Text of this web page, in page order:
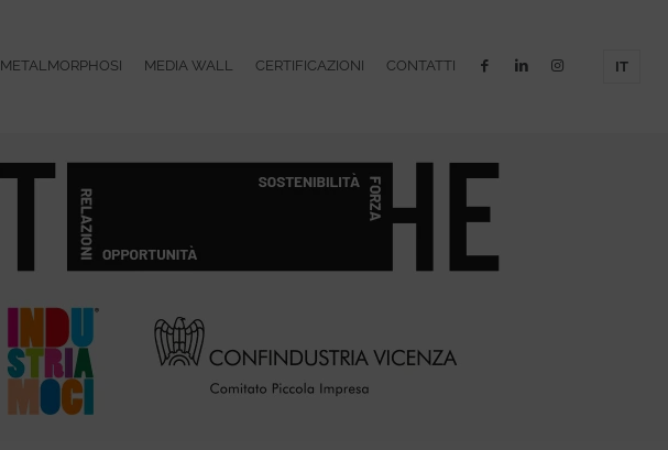
METALMORPHOSI MEDIA WALL CERTIFICAZIONI CONTATTI IT